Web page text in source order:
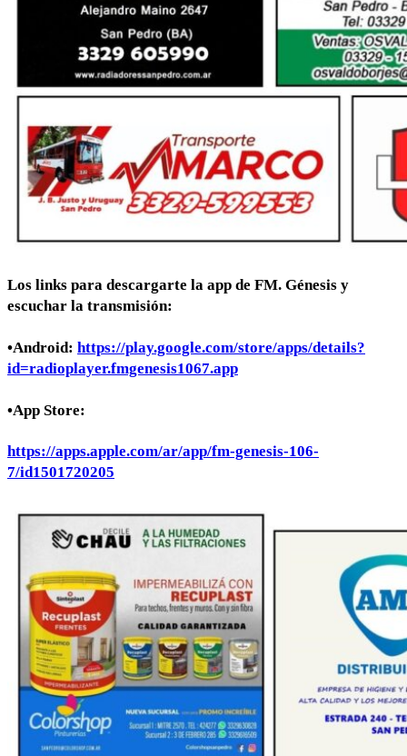
Los links para descargarte la app de FM. Génesis y
escuchar la transmisión:
•Android: https://play.google.com/store/apps/details?
id=radioplayer.fmgenesis1067.app
•App Store:
https://apps.apple.com/ar/app/fm-genesis-106-
7/id1501720205